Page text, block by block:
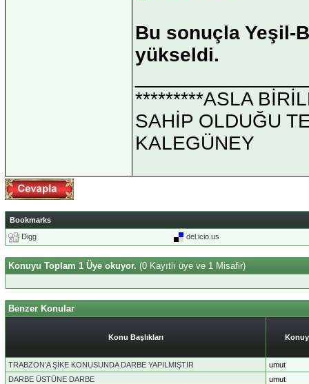
Bu sonuçla Yeşil-
yükseldi.
*********ASLA
SAHİP OLDUĞU
KALEGÜNEY
Bookmarks
Digg
del.icio.us
Konuyu Toplam 1 Üye okuyor. (0 Kayıtlı üye ve 1 Misafir)
Benzer Konular
Konu Başlıkları
TRABZON’A ŞİKE KONUSUNDA DARBE YAPILMIŞTIR
umut
DARBE ÜSTÜNE DARBE
umut